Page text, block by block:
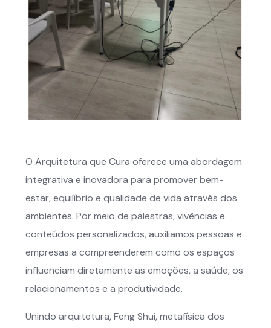
O Arquitetura que Cura oferece uma abordagem
integrativa e inovadora para promover bem-
estar, equilíbrio e qualidade de vida através dos
ambientes. Por meio de palestras, vivências e
conteúdos personalizados, auxiliamos pessoas e
empresas a compreenderem como os espaços
influenciam diretamente as emoções, a saúde, os
relacionamentos e a produtividade.
Unindo arquitetura, Feng Shui, metafísica dos